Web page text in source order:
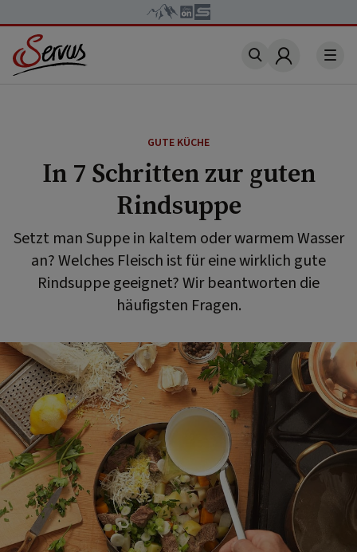
Account
GUTE KÜCHE
In 7 Schritten zur guten
Rindsuppe
Setzt man Suppe in kaltem oder warmem Wasser
an? Welches Fleisch ist für eine wirklich gute
Rindsuppe geeignet? Wir beantworten die
häufigsten Fragen.